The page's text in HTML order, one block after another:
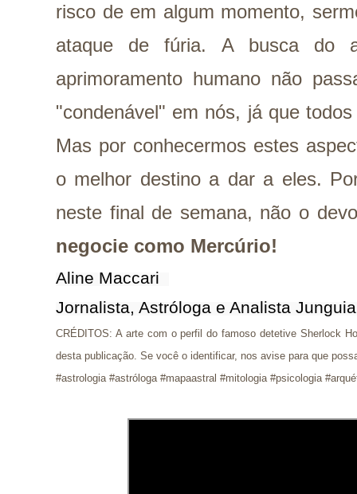
risco de em algum momento,
ataque de fúria. A busca do
aprimoramento humano não
"condenável" em nós, já que
Mas por conhecermos estes
o melhor destino a dar a eles.
neste final de semana, não o
negocie como Mercúrio!
Aline Maccari
Jornalista, Astróloga e Analista
CRÉDITOS: A arte com o perfil do famoso detetive Sherlock
desta publicação. Se você o identificar, nos avise para que
#astrologia #astróloga #mapaastral #mitologia #psicologia